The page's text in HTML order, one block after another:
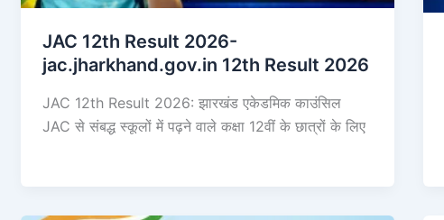
JAC 12th Result 2026-
jac.jharkhand.gov.in 12th Result 2026
JAC 12th Result 2026: झारखंड एकेडमिक काउंसिल
JAC से संबद्ध स्कूलों में पढ़ने वाले कक्षा 12वीं के छात्रों के लिए